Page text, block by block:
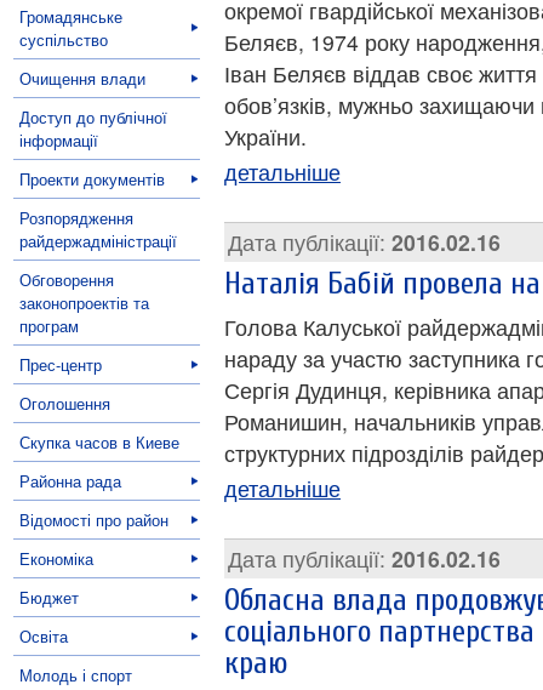
Громадянське
суспільство
Очищення влади
Доступ до публічної
інформації
Проекти документів
Розпорядження
райдержадміністрації
Обговорення
законопроектів та
програм
Прес-центр
Оголошення
Скупка часов в Киеве
Районна рада
Відомості про район
Економіка
Бюджет
Освіта
Молодь і спорт
окремої гвардійської
Беляєв, 1974 року
Іван Беляєв віддав своє
обов’язків, мужньо захищаючи
України.
детальніше
Дата публікації: 2016.02.16
Наталія Бабій провела
Голова Калуської
нараду за участю заступника
Сергія Дудинця, керівника
Романишин, начальників
структурних підрозділів
детальніше
Дата публікації: 2016.02.16
Обласна влада
соціального
краю